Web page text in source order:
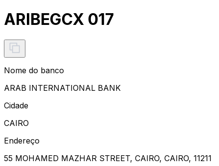
ARIBEGCX 017
Nome do banco
ARAB INTERNATIONAL BANK
Cidade
CAIRO
Endereço
55 MOHAMED MAZHAR STREET, CAIRO, CAIRO, 11211